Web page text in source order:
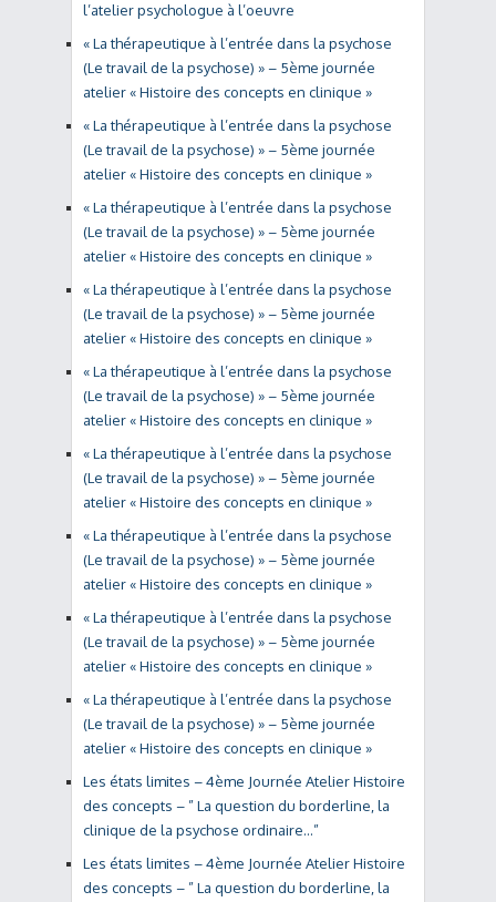
l’atelier psychologue à l’oeuvre
« La thérapeutique à l’entrée dans la psychose
(Le travail de la psychose) » – 5ème journée
atelier « Histoire des concepts en clinique »
« La thérapeutique à l’entrée dans la psychose
(Le travail de la psychose) » – 5ème journée
atelier « Histoire des concepts en clinique »
« La thérapeutique à l’entrée dans la psychose
(Le travail de la psychose) » – 5ème journée
atelier « Histoire des concepts en clinique »
« La thérapeutique à l’entrée dans la psychose
(Le travail de la psychose) » – 5ème journée
atelier « Histoire des concepts en clinique »
« La thérapeutique à l’entrée dans la psychose
(Le travail de la psychose) » – 5ème journée
atelier « Histoire des concepts en clinique »
« La thérapeutique à l’entrée dans la psychose
(Le travail de la psychose) » – 5ème journée
atelier « Histoire des concepts en clinique »
« La thérapeutique à l’entrée dans la psychose
(Le travail de la psychose) » – 5ème journée
atelier « Histoire des concepts en clinique »
« La thérapeutique à l’entrée dans la psychose
(Le travail de la psychose) » – 5ème journée
atelier « Histoire des concepts en clinique »
« La thérapeutique à l’entrée dans la psychose
(Le travail de la psychose) » – 5ème journée
atelier « Histoire des concepts en clinique »
Les états limites – 4ème Journée Atelier Histoire
des concepts – ” La question du borderline, la
clinique de la psychose ordinaire…”
Les états limites – 4ème Journée Atelier Histoire
des concepts – ” La question du borderline, la